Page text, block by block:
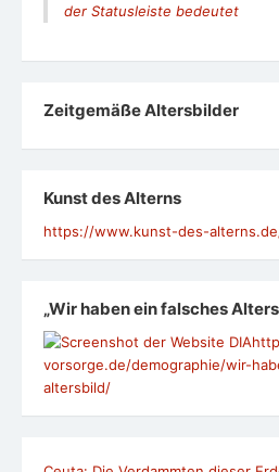
der Statusleiste bedeutet
Zeit­ge­mäße Alters­bil­der
Kunst des Alterns
https://www.kunst-des-
„Wir haben ein falsches
vorsorge.de/demographie/wir-
altersbild/